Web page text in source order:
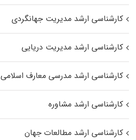
کارشناسی ارشد مدیریت جهانگردی
کارشناسی ارشد مدیریت دریایی
کارشناسی ارشد مدرسی معارف اسلامی
کارشناسی ارشد مشاوره
کارشناسی ارشد مطالعات جهان